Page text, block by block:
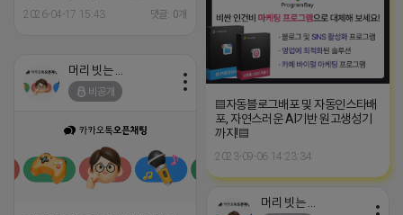
2026-04-17 15:43 댓글: 0개
▤자동블로그배포 및 자동인스타배
포, 자연스러운 AI기반 원고생성기
까지!▤
2023-09-06 14:23:34
비공개